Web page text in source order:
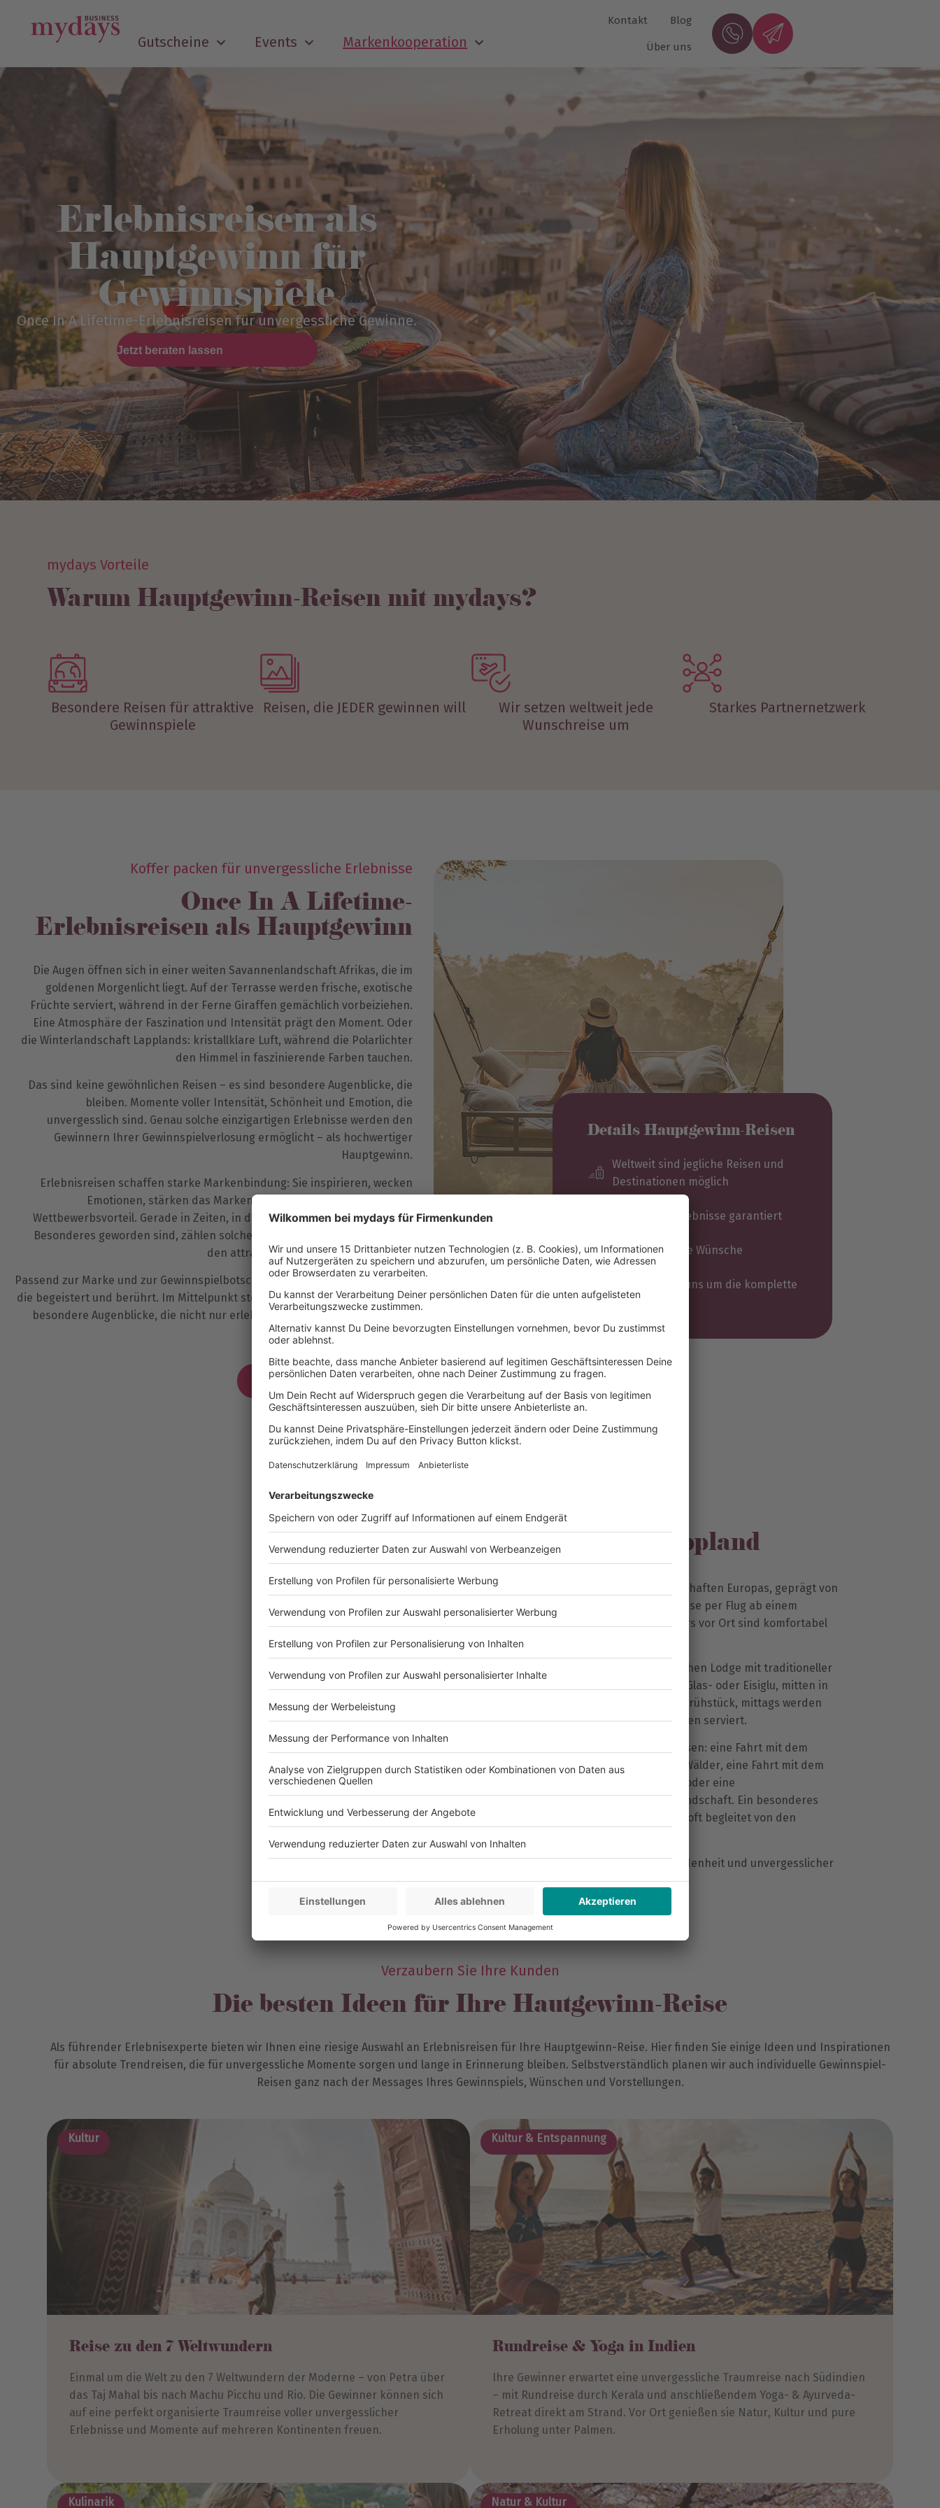
Gutscheine Events Markenkooperation
Kontakt Blog
Über uns
Erlebnisreisen als
Hauptgewinn für
Gewinnspiele
Once In A Lifetime-Erlebnisreisen für unvergessliche Gewinne.
Jetzt beraten lassen
mydays Vorteile
Warum Hauptgewinn-Reisen mit mydays?
Besondere Reisen für attraktive
Gewinnspiele
Reisen, die JEDER gewinnen will
Wir setzen weltweit jede
Wunschreise um
Starkes Partnernetzwerk
Koffer packen für unvergessliche Erlebnisse
Once In A Lifetime-
Erlebnisreisen als Hauptgewinn
Die Augen öffnen sich in einer weiten Savannenlandschaft Afrikas, die im
goldenen Morgenlicht liegt. Auf der Terrasse werden frische, exotische
Früchte serviert, während in der Ferne Giraffen gemächlich vorbeiziehen.
Eine Atmosphäre der Faszination und Intensität prägt den Moment. Oder
die Winterlandschaft Lapplands: kristallklare Luft, während die Polarlichter
den Himmel in faszinierende Farben tauchen.
Das sind keine gewöhnlichen Reisen – es sind besondere Augenblicke, die
bleiben. Momente voller Intensität, Schönheit und Emotion, die
unvergesslich sind. Genau solche einzigartigen Erlebnisse werden den
Gewinnern Ihrer Gewinnspielverlosung ermöglicht – als hochwertiger
Hauptgewinn.
Erlebnisreisen schaffen starke Markenbindung: Sie inspirieren, wecken
Emotionen, stärken das Markenimage und bieten einen klaren
Wettbewerbsvorteil. Gerade in Zeiten, in denen einzigartige Reisen etwas
Besonderes geworden sind, zählen solche unvergesslichen Erlebnisse zu
den attraktivsten Gewinnen überhaupt.
Passend zur Marke und zur Gewinnspielbotschaft wird eine Reise entwickelt,
die begeistert und berührt. Im Mittelpunkt stehen Geschichten, Gefühle und
besondere Augenblicke, die nicht nur erlebt werden – sondern ein Leben
lang im Herzen bleiben.
Jetzt Beratung vereinbaren
Details Hauptgewinn-Reisen
Weltweit sind jegliche Reisen und
Destinationen möglich
Besondere Erlebnisse garantiert
Wir erfüllen alle Wünsche
Wir kümmern uns um die komplette
Abwicklung
Die Highlight-Reise:
Wintermärchen in Lappland
Eine Reise in eine der letzten großen Naturlandschaften Europas, geprägt von
Weite, Stille und der Magie des Nordens. Die Anreise per Flug ab einem
deutschen Großstadtflughafen sowie alle Transfers vor Ort sind komfortabel
organisiert.
Vor Ort warten Übernachtungen in einer gemütlichen Lodge mit traditioneller
lappländischer Sauna – wahlweise auch in einem Glas- oder Eisiglu, mitten in
der winterlichen Landschaft. Der Tag startet mit Frühstück, mittags werden
Snacks gereicht und abends regionale Spezialitäten serviert.
Die Tage sind gefüllt mit eindrucksvollen Erlebnissen: eine Fahrt mit dem
Hunde- oder Rentierschlitten durch verschneite Wälder, eine Fahrt mit dem
Eisbrecher, der Besuch im Weihnachtsmanndorf oder eine
Schneeschuhwanderung durch die stille Winterlandschaft. Ein besonderes
Highlight ist das Eisbaden unter freiem Himmel – oft begleitet von den
Ein Wintererlebnis voller Intensität, Naturverbundenheit und unvergesslicher
Eindrücke.
Verzaubern Sie Ihre Kunden
Die besten Ideen für Ihre Hautgewinn-Reise
Als führender Erlebnisexperte bieten wir Ihnen eine riesige Auswahl an Erlebnisreisen für Ihre Hauptgewinn-Reise. Hier finden Sie einige Ideen und Inspirationen
für absolute Trendreisen, die für unvergessliche Momente sorgen und lange in Erinnerung bleiben. Selbstverständlich planen wir auch individuelle Gewinnspiel-
Reisen ganz nach der Messages Ihres Gewinnspiels, Wünschen und Vorstellungen.
Kultur
Reise zu den 7 Weltwundern
Einmal um die Welt zu den 7 Weltwundern der Moderne – von Petra über
das Taj Mahal bis nach Machu Picchu und Rio. Die Gewinner können sich
auf eine perfekt organisierte Traumreise voller unvergesslicher
Erlebnisse und Momente auf mehreren Kontinenten freuen.
Kultur & Entspannung
Rundreise & Yoga in Indien
Ihre Gewinner erwartet eine unvergessliche Traumreise nach Südindien
– mit Rundreise durch Kerala und anschließendem Yoga- & Ayurveda-
Retreat direkt am Strand. Vor Ort genießen sie Natur, Kultur und pure
Erholung unter Palmen.
Kulinarik Natur & Kultur